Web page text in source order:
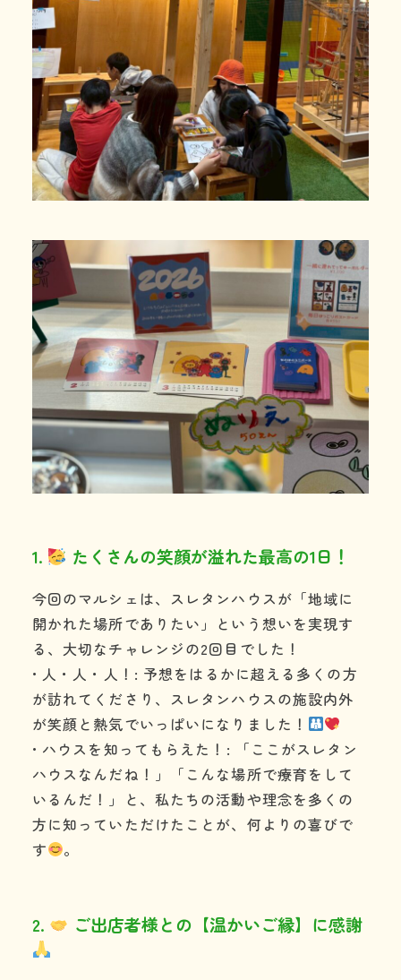
1. たくさんの笑顔が溢れた最高の1日！
今回のマルシェは、スレタンハウスが「地域に
開かれた場所でありたい」という想いを実現す
る、大切なチャレンジの2回目でした！
• 人・人・人！: 予想をはるかに超える多くの方
が訪れてくださり、スレタンハウスの施設内外
が笑顔と熱気でいっぱいになりました！
• ハウスを知ってもらえた！: 「ここがスレタン
ハウスなんだね！」「こんな場所で療育をして
いるんだ！」と、私たちの活動や理念を多くの
方に知っていただけたことが、何よりの喜びで
す
。
2. ご出店者様との【温かいご縁】に感謝